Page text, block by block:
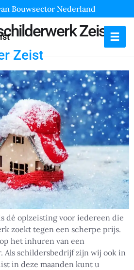
Bouwsector Nederland
Zeist
Zeist
dé oplzeisting voor iedereen die
zoekt tegen een scherpe prijs.
het inhuren van een
Als schildersbedrijf zijn wij ook in
in deze maanden kunt u